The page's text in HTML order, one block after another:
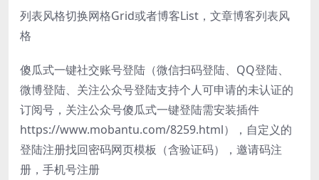
列表风格切换网格Grid或者博客List，文章博客列表风
格
傻瓜式一键社交账号登陆（微信扫码登陆、QQ登陆、
微博登陆、关注公众号登陆支持个人可申请的未认证的
订阅号，关注公众号傻瓜式一键登陆需安装插件
https://www.mobantu.com/8259.html），自定义的
登陆注册找回密码网页模板（含验证码），邀请码注
册，手机号注册